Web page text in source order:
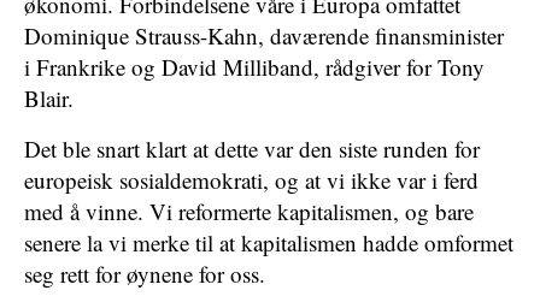
Dominique Strauss-Kahn, daværende finansminister
i Frankrike og David Milliband, rådgiver for Tony
Blair.
Det ble snart klart at dette var den siste runden for
europeisk sosialdemokrati, og at vi ikke var i ferd
med å vinne. Vi reformerte kapitalismen, og bare
senere la vi merke til at kapitalismen hadde omformet
seg rett for øynene for oss.